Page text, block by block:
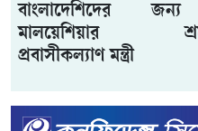
বাংলাদেশিদের
মালয়েশিয়ার
প্রবাসীকল্যাণ মন্ত্রী